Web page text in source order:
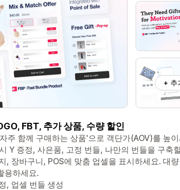
+ 추
FBT, 추가 상품, 수량 할인
주 함께 구매하는 상품'으로 객단가(AOV)를 높
Y 증정, 사은품, 고정 번들, 나만의 번들을 구축
, 장바구니, POS에 맞춤 업셀을 표시하세요. 대
용하세요.
, 업셀 번들 생성